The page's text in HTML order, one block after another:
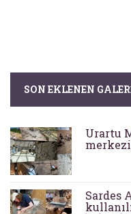
SON EKLENEN
Urartu
Sardes